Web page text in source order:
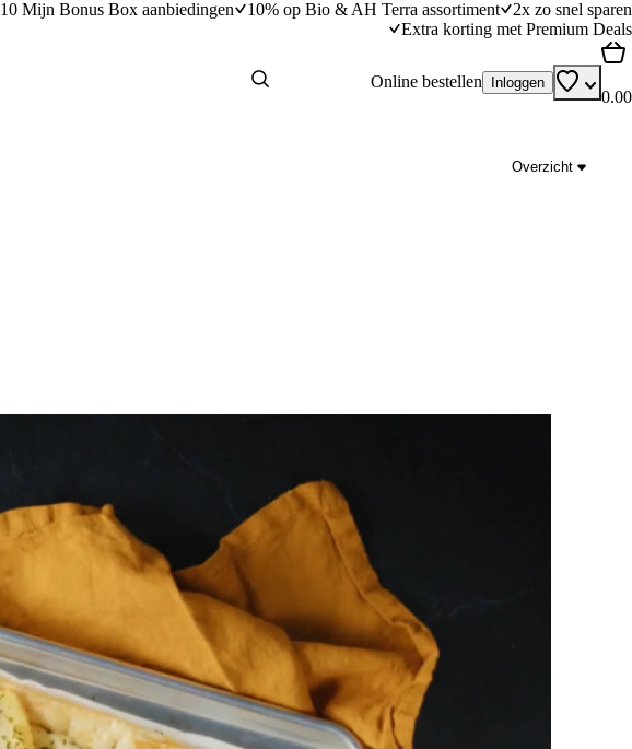
10 Mijn Bonus Box aanbiedingen 10% op Bio & AH Terra assortiment
2x zo snel sparen
Extra korting met Premium Deals
Online bestellen Inloggen
0.00
Overzicht